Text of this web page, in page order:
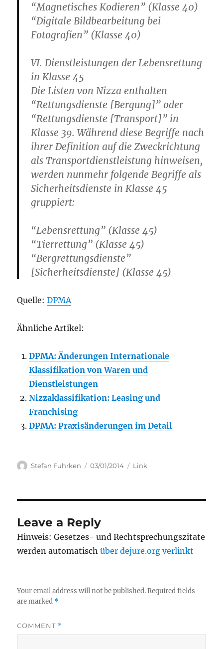
“Magnetisches Kodieren” (Klasse 40)
“Digitale Bildbearbeitung bei
Fotografien” (Klasse 40)
VI. Dienstleistungen der Lebensrettung
in Klasse 45
Die Listen von Nizza enthalten
“Rettungsdienste [Bergung]” oder
“Rettungsdienste [Transport]” in
Klasse 39. Während diese Begriffe nach
ihrer Definition auf die Zweckrichtung
als Transportdienstleistung hinweisen,
werden nunmehr folgende Begriffe als
Sicherheitsdienste in Klasse 45
gruppiert:
“Lebensrettung” (Klasse 45)
“Tierrettung” (Klasse 45)
“Bergrettungsdienste”
[Sicherheitsdienste] (Klasse 45)
Quelle:DPMA
Ähnliche Artikel:
DPMA: Änderungen Internationale
Klassifikation von Waren und
Dienstleistungen
Nizzaklassifikation: Leasing und
Franchising
DPMA: Praxisänderungen im Detail
Author
Stefan Fuhrken
Posted
03/01/2014 Categories
Link
Leave a Reply
Hinweis: Gesetzes- und Rechtsprechungszitate
werden automatischüber dejure.org verlinkt
Your email address will not be published. Required fields
are marked *
COMMENT *